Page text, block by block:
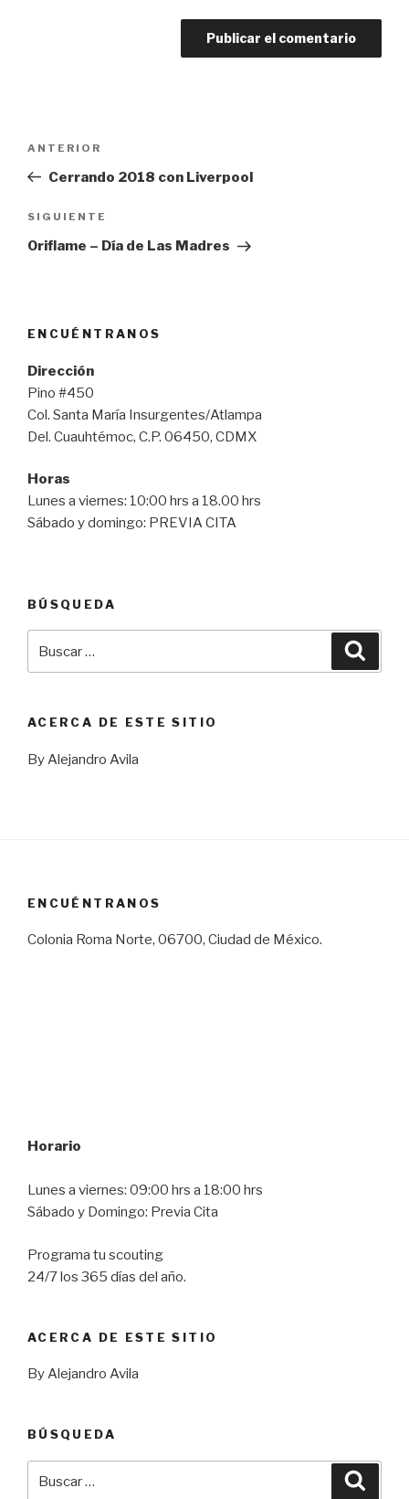
entradas
Entrada
anterior:
ANTERIOR
Cerrando 2018 con Liverpool
Siguiente
entrada
SIGUIENTE
Oriflame – Día de Las Madres
ENCUÉNTRANOS
Dirección
Pino #450
Col. Santa María Insurgentes/Atlampa
Del. Cuauhtémoc, C.P. 06450, CDMX
Horas
Lunes a viernes: 10:00 hrs a 18.00 hrs
Sábado y domingo: PREVIA CITA
BÚSQUEDA
por:
ACERCA DE ESTE SITIO
By Alejandro Avila
ENCUÉNTRANOS
Colonia Roma Norte, 06700, Ciudad de México.
Horario
Lunes a viernes: 09:00 hrs a 18:00 hrs
Sábado y Domingo: Previa Cita
Programa tu scouting
24/7 los 365 días del año.
ACERCA DE ESTE SITIO
By Alejandro Avila
BÚSQUEDA